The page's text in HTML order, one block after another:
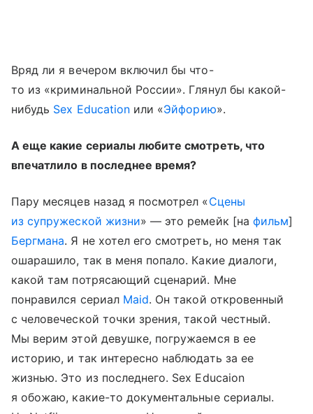
Вряд ли я вечером включил бы что-
то из «криминальной России». Глянул бы какой-
нибудь Sex Educationили «Эйфорию».
А еще какие сериалы любите смотреть, что
впечатлило в последнее время?
Пару месяцев назад я посмотрел «Сцены
из супружеской жизни» — это ремейк [на фильм]
Бергмана. Я не хотел его смотреть, но меня так
ошарашило, так в меня попало. Какие диалоги,
какой там потрясающий сценарий. Мне
понравился сериал Maid. Он такой откровенный
с человеческой точки зрения, такой честный.
Мы верим этой девушке, погружаемся в ее
историю, и так интересно наблюдать за ее
жизнью. Это из последнего. Sex Educaion
я обожаю, какие-то документальные сериалы.